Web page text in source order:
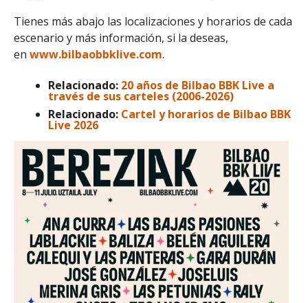
Tienes más abajo las localizaciones y horarios de cada
escenario y más información, si la deseas,
en www.bilbaobbklive.com.
Relacionado: 20 años de Bilbao BBK Live a
través de sus carteles (2006-2026)
Relacionado: Cartel y horarios de Bilbao BBK
Live 2026